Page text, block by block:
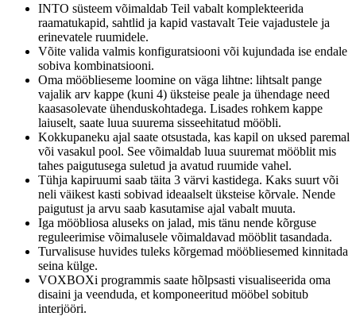
INTO süsteem võimaldab Teil vabalt komplekteerida
raamatukapid, sahtlid ja kapid vastavalt Teie vajadustele ja
erinevatele ruumidele.
Võite valida valmis konfiguratsiooni või kujundada ise endale
sobiva kombinatsiooni.
Oma mööblieseme loomine on väga lihtne: lihtsalt pange
vajalik arv kappe (kuni 4) üksteise peale ja ühendage need
kaasasolevate ühenduskohtadega. Lisades rohkem kappe
laiuselt, saate luua suurema sisseehitatud mööbli.
Kokkupaneku ajal saate otsustada, kas kapil on uksed paremal
või vasakul pool. See võimaldab luua suuremat mööblit mis
tahes paigutusega suletud ja avatud ruumide vahel.
Tühja kapiruumi saab täita 3 värvi kastidega. Kaks suurt või
neli väikest kasti sobivad ideaalselt üksteise kõrvale. Nende
paigutust ja arvu saab kasutamise ajal vabalt muuta.
Iga mööbliosa aluseks on jalad, mis tänu nende kõrguse
reguleerimise võimalusele võimaldavad mööblit tasandada.
Turvalisuse huvides tuleks kõrgemad mööbliesemed kinnitada
seina külge.
VOXBOXi programmis saate hõlpsasti visualiseerida oma
disaini ja veenduda, et komponeeritud mööbel sobitub
interjööri.